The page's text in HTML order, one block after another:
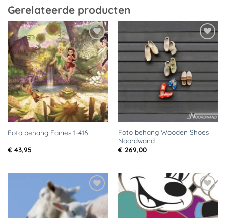
Gerelateerde producten
Toevoegen
aan
verlanglijst
Foto behang Fairies 1-416
€ 43,95
aan
verlanglijst
Foto behang Wooden Shoes
Noordwand
€ 269,00
Toevoegen
aan
verlanglijst
Toevoegen
aan
verlanglijst